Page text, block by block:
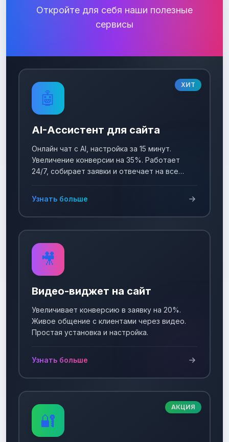
Откройте для себя наши полезные
сервисы
ХИТ
🤖
AI-Ассистент для сайта
Онлайн чат с AI, настройка за 15 минут.
Увеличение конверсии на 35%. Работает
24/7, собирает заявки и отвечает на все
Узнать больше
🎥
Видео-виджет на сайт
Увеличивает конверсию в заявку на 20%.
Живое общение с клиентами через видео.
Простая установка и настройка.
Узнать больше
АКЦИЯ
🔐